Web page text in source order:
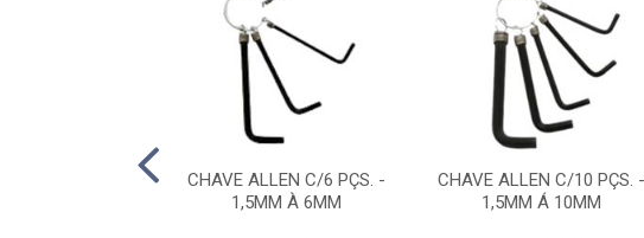
CHAVE ALLEN C/6 PÇS. -
1,5MM À 6MM
CHAVE ALLEN C/10 PÇS. -
1,5MM Á 10MM